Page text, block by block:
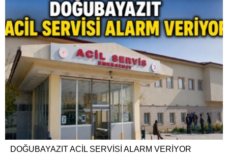
DOĞUBAYAZIT ACİL SERVİSİ ALARM VERİYOR